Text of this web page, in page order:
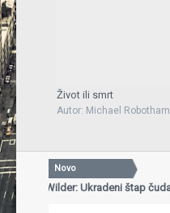
Život ili smrt
Autor: Michael Robotham
Novo
„Will Wilder: Ukradeni štap čuda“